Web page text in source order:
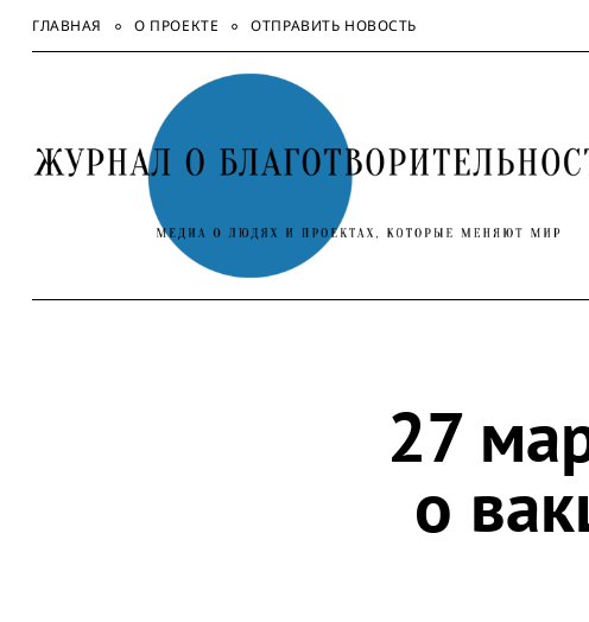
SkipГЛАВНАЯ О ПРОЕКТЕ ОТПРАВИТЬ НОВОСТЬ
27
о